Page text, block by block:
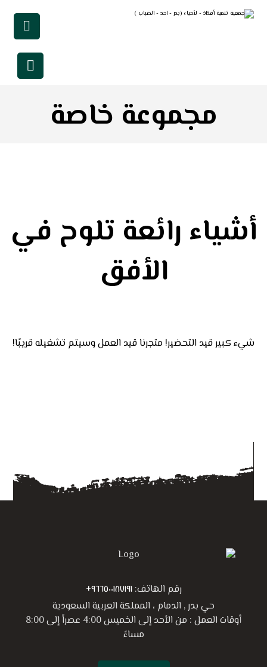
مجموعة خاصة
أشياء رائعة تلوح في
الأفق
شيء كبير قيد التحضير! متجرنا قيد العمل وسيتم تشغيله قريبًا!
رقم الهاتف:٩٦٦٥٠٠١٨٧١٩١+
حي بدر , الدمام ، المملكة العربية السعودية
أوقات العمل : من الأحد إلى الخميس 4:00 عصراً إلى 8:00
مساءً